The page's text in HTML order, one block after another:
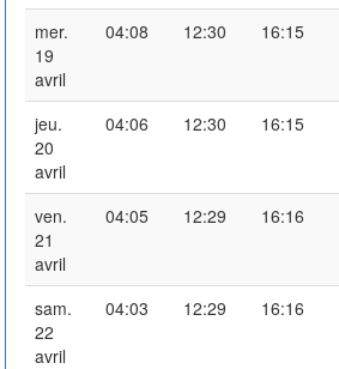
mer.
19
avril
04:08 12:30 16:15
jeu.
20
avril
04:06 12:30 16:15
ven.
21
avril
04:05 12:29 16:16
sam.
22
avril
04:03 12:29 16:16